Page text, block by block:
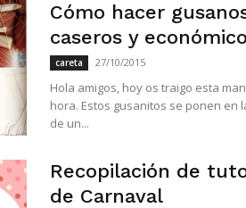
Cómo hacer
caseros y
careta 27/10/2015
Hola amigos, hoy os traigo esta
hora. Estos gusanitos se ponen en
de un...
Recopilación de
de Carnaval